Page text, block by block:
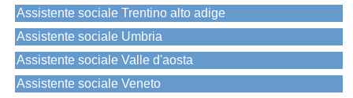
Assistente sociale Trentino alto adige
Assistente sociale Umbria
Assistente sociale Valle d'aosta
Assistente sociale Veneto